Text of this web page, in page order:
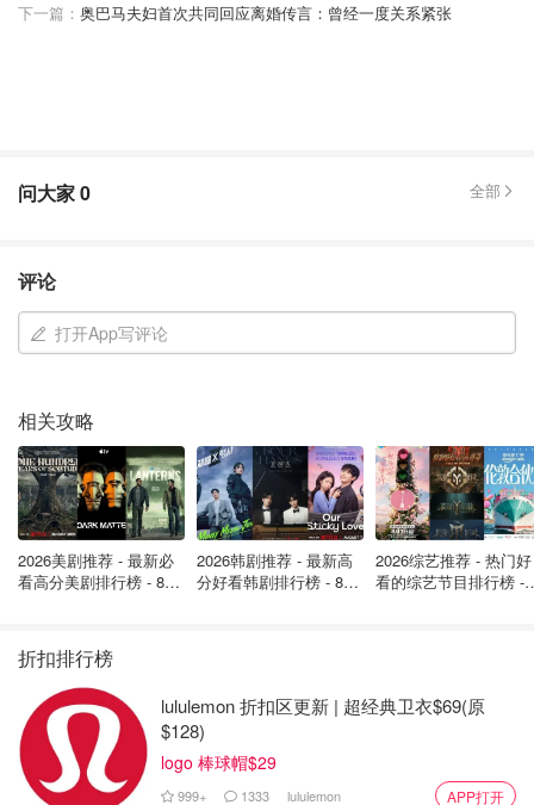
Beanie Babies
消费者。这些仅售5美元的可爱玩具，填充物较少，手感更
软，易于抱持；它们还会在Ty Inc.的标签上印上可爱的名
字，并以限量版形式发售。
期望它们的价值能够不断上涨。这种热潮确实让一些人赚到
了钱，其创始人泰·华纳（Ty Warner）更是在三年内跻身亿
万富翁行列。
2014年，华纳因向美国税务机关隐瞒至少2500万美元收
入，最终被判两年缓刑，免于牢狱之灾。华纳是美国联邦调
查中，利用瑞士银行账户逃避美国税收的知名人士之一，他
下一篇： 奥巴马夫妇首次共同回应离婚传言：曾经一度关系紧张
问大家0 全部
评论
打开App写评论
相关攻略
2026美剧推荐 - 最新必
看高分美剧排行榜 - 8月
2026韩剧推荐 - 最新高
分好看韩剧排行榜 - 8月
2026综艺推荐 - 热门好
看的综艺节目排行榜 -
折扣排行榜
lululemon 折扣区更新 | 超经典卫衣$69(原
$128)
logo 棒球帽$29
999+ 1333 lululemon APP打开